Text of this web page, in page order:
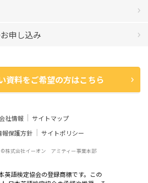
申し込み
資料をご希望の方はこちら
社情報
サイトマップ
報保護方針
サイトポリシー
©株式会社イーオン アミティー事業本部
英語検定協会の登録商標です。この